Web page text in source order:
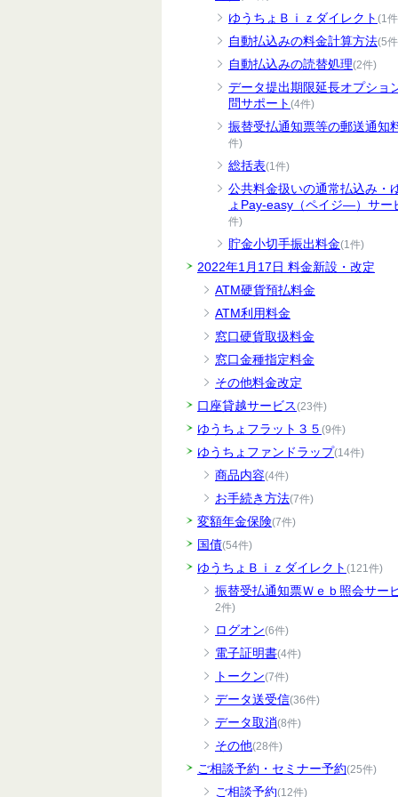
ゆうちょＢｉｚダイレクト (1
自動払込みの料金計算方法(5
自動払込みの読替処理(2件)
データ提出期限延長オプショ
問サポート (4件)
振替受払通知票等の郵送通知
件)
総括表(1件)
公共料金扱いの通常払込み・
ょPay-easy（ペイジ―）サー
件)
貯金小切手振出料金(1件)
2022年1月17日 料金新設・改定
ATM硬貨預払料金
ATM利用料金
窓口硬貨取扱料金
窓口金種指定料金
その他料金改定
口座貸越サービス(23件)
ゆうちょフラット３５ (9件)
ゆうちょファンドラップ(14件)
商品内容(4件)
お手続き方法(7件)
変額年金保険(7件)
国債(54件)
ゆうちょＢｉｚダイレクト (121件)
振替受払通知票Ｗｅｂ照会サー
2件)
ログオン(6件)
電子証明書(4件)
トークン(7件)
データ送受信(36件)
データ取消(8件)
その他(28件)
ご相談予約・セミナー予約(25件)
ご相談予約(12件)